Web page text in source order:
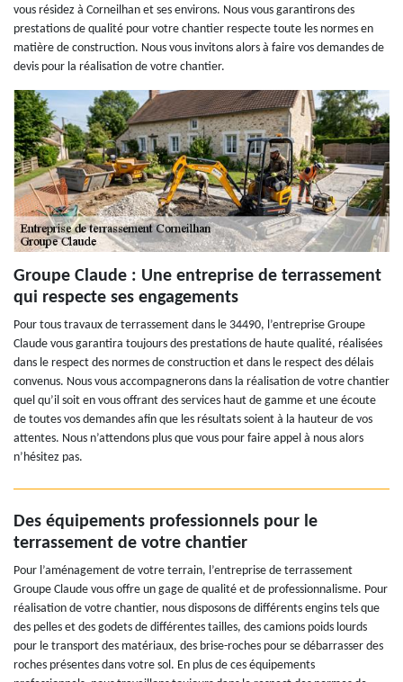
vous résidez à Corneilhan et ses environs. Nous vous garantirons des
prestations de qualité pour votre chantier respecte toute les normes en
matière de construction. Nous vous invitons alors à faire vos demandes de
devis pour la réalisation de votre chantier.
Groupe Claude : Une entreprise de terrassement
qui respecte ses engagements
Pour tous travaux de terrassement dans le 34490, l’entreprise Groupe
Claude vous garantira toujours des prestations de haute qualité, réalisées
dans le respect des normes de construction et dans le respect des délais
convenus. Nous vous accompagnerons dans la réalisation de votre chantier
quel qu’il soit en vous offrant des services haut de gamme et une écoute
de toutes vos demandes afin que les résultats soient à la hauteur de vos
attentes. Nous n’attendons plus que vous pour faire appel à nous alors
n’hésitez pas.
Des équipements professionnels pour le
terrassement de votre chantier
Pour l’aménagement de votre terrain, l’entreprise de terrassement
Groupe Claude vous offre un gage de qualité et de professionnalisme. Pour
réalisation de votre chantier, nous disposons de différents engins tels que
des pelles et des godets de différentes tailles, des camions poids lourds
pour le transport des matériaux, des brise-roches pour se débarrasser des
roches présentes dans votre sol. En plus de ces équipements